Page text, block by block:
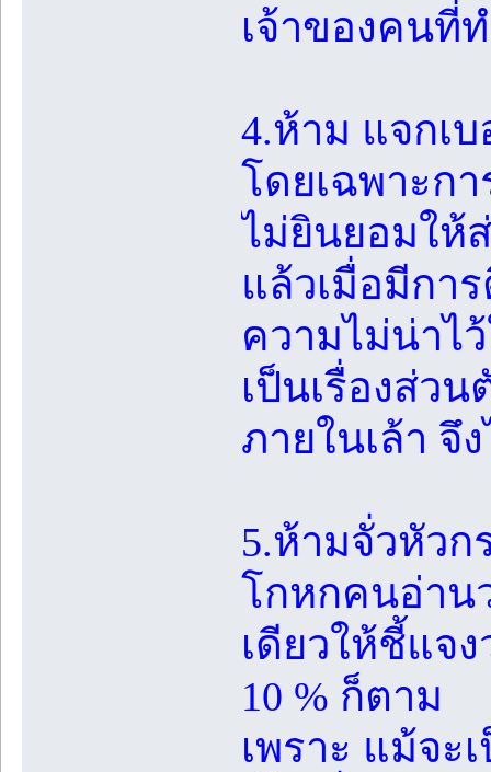
เจ้าของคนที่
4.ห้าม แจกเ
โดยเฉพาะก
ไม่ยินยอมให้
แล้วเมื่อมีกา
ความไม่น่าไ
เป็นเรื่องส่ว
ภายในเล้า
5.ห้ามจั่วหัวก
โกหกคนอ่าน
เดียวให้ชี้แจ
10 % ก็ตาม
เพราะ แม้จะ